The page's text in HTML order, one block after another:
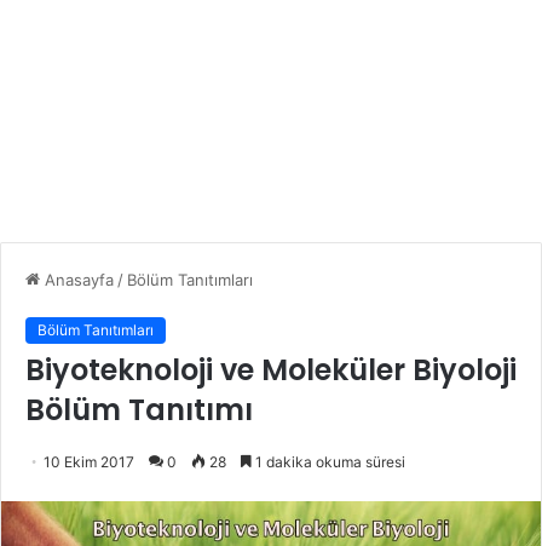
Anasayfa / Bölüm Tanıtımları
Bölüm Tanıtımları
Biyoteknoloji ve Moleküler Biyoloji
Bölüm Tanıtımı
10 Ekim 2017 0 28 1 dakika okuma süresi